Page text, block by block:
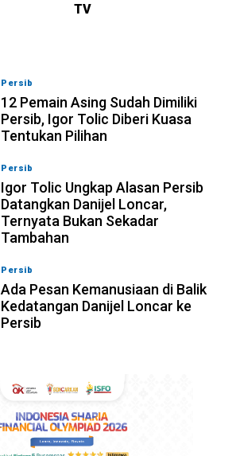
TV
Persib
12 Pemain Asing Sudah Dimiliki
Persib, Igor Tolic Diberi Kuasa
Tentukan Pilihan
Persib
Igor Tolic Ungkap Alasan Persib
Datangkan Danijel Loncar,
Ternyata Bukan Sekadar
Tambahan
Persib
Ada Pesan Kemanusiaan di Balik
Kedatangan Danijel Loncar ke
Persib